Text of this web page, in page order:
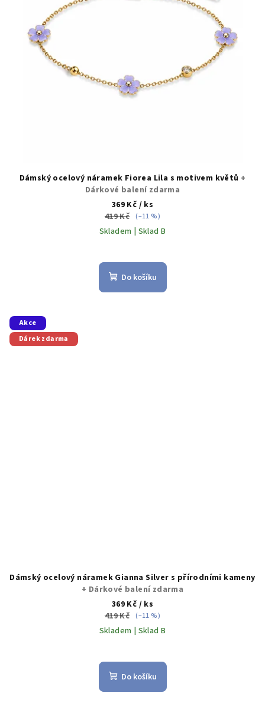
Dámský ocelový náramek Fiorea Lila s motivem květů +
Dárkové balení zdarma
369 Kč / ks
419 Kč (–11 %)
Skladem | Sklad B
Do košíku
Akce
Dárek zdarma
Dámský ocelový náramek Gianna Silver s přírodními kameny
+ Dárkové balení zdarma
369 Kč / ks
419 Kč (–11 %)
Skladem | Sklad B
Do košíku